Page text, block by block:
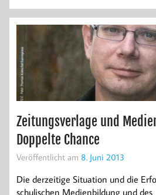
Zeitungsverlage und
Doppelte Chance
Veröffentlicht am 8. Juni 2013
Die derzeitige Situation und die
schulischen Medienbildung und des